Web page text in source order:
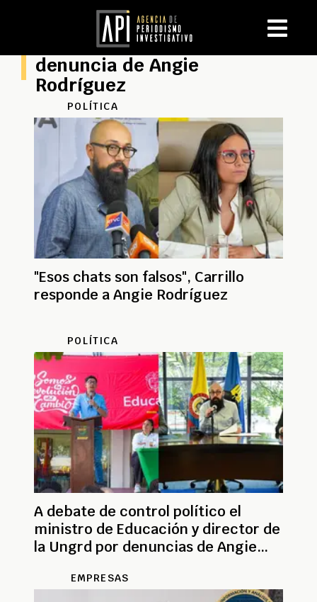
denuncia de Angie
Rodríguez
POLÍTICA
"Esos chats son falsos", Carrillo
responde a Angie Rodríguez
POLÍTICA
A debate de control político el
ministro de Educación y director de
la Ungrd por denuncias de Angie
EMPRESAS